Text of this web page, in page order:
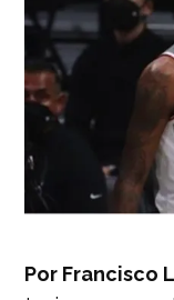
Por Francisco